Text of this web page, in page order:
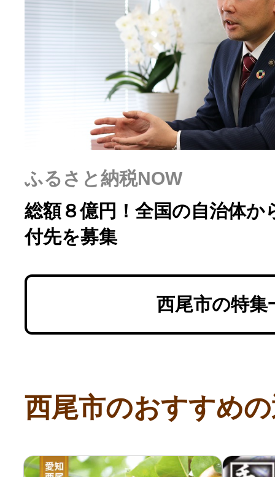
自治体直営サイト特集
はじめるバイブルとは
よくあるご質問
問い合わせ
ふるさと納税NOW
総額８億円！全国の自治体か
付先を募集
西尾市の特集
西尾市のおすすめ